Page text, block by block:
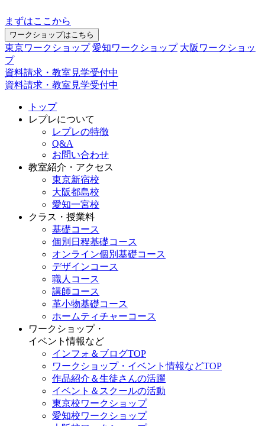
まずはここから
ワークショップはこちら
東京ワークショップ 愛知ワークショップ 大阪ワークショッ
プ
資料請求・教室見学受付中
資料請求・教室見学受付中
トップ
レプレについて
レプレの特徴
Q&A
お問い合わせ
教室紹介・アクセス
東京新宿校
大阪都島校
愛知一宮校
クラス・授業料
基礎コース
個別日程基礎コース
オンライン個別基礎コース
デザインコース
職人コース
講師コース
革小物基礎コース
ホームティチャーコース
ワークショップ・
イベント情報など
インフォ＆ブログTOP
ワークショップ・イベント情報などTOP
作品紹介＆生徒さんの活躍
イベント＆スクールの活動
東京校ワークショップ
愛知校ワークショップ